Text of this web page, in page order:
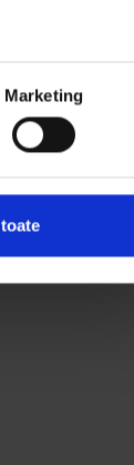
Marketing
(39)